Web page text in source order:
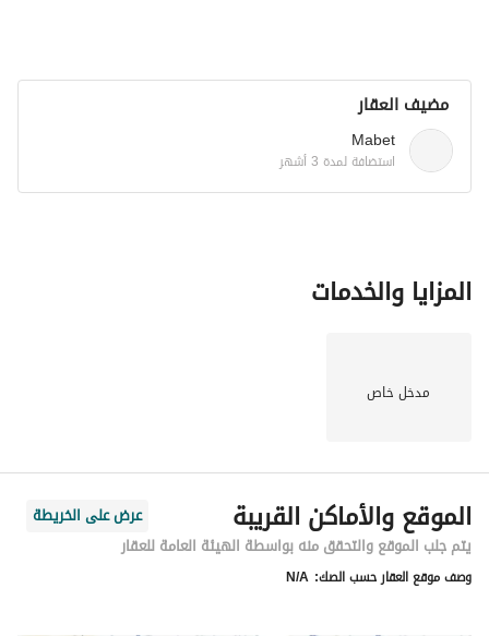
مضيف العقار
Mabet
استضافة لمدة 3 أشهر
المزايا والخدمات
مدخل خاص
الموقع والأماكن القريبة
عرض على الخريطة
يتم جلب الموقع والتحقق منه بواسطة الهيئة العامة للعقار
وصف موقع العقار حسب الصك: N/A